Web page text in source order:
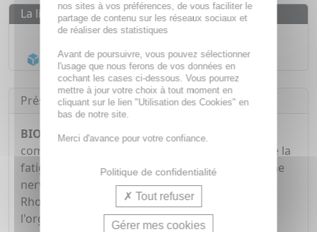
La livraison
Livraison gratuite dès55€
Acheminement Chronoposten 24h*
Présentation
BIOCYTE Magnésium Rescue 14 sticks
complément alimentaire qui contribue à réduire la
fatigue et au fonctionnement normal du système
nerveux grâce à la présence de Magnésium. La
Rhodiole soutient les fonctions adaptogènes de
l'organisme.
nos sites à vos préférences, de vous faciliter le
partage de contenu sur les réseaux sociaux et
de réaliser des statistiques
Avant de poursuivre, vous pouvez sélectionner
l'usage que nous ferons de vos données en
cochant les cases ci-dessous. Vous pourrez
mettre à jour votre choix à tout moment en
cliquant sur le lien "Utilisation des Cookies" en
bas de notre site.
Merci d'avance pour votre confiance.
Politique de confidentialité
Tout refuser
Gérer mes cookies